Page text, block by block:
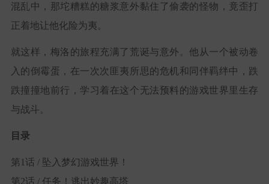
混乱中，那坨糟糕的糖浆意外黏住了偷袭的怪物，竟歪打
正着地让他化险为夷。
就这样，梅洛的旅程充满了荒诞与意外。他从一个被动卷
入的倒霉蛋，在一次次匪夷所思的危机和同伴羁绊中，跌
跌撞撞地前行，学习着在这个无法预料的游戏世界里生存
与战斗。
目录
第1话 / 坠入梦幻游戏世界！
第2话 / 任务！逃出妙趣高塔